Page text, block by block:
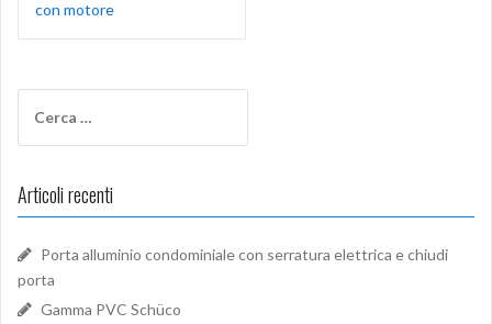
con motore
per:
Articoli recenti
Porta alluminio condominiale con serratura elettrica e chiudi
porta
Gamma PVC Schüco